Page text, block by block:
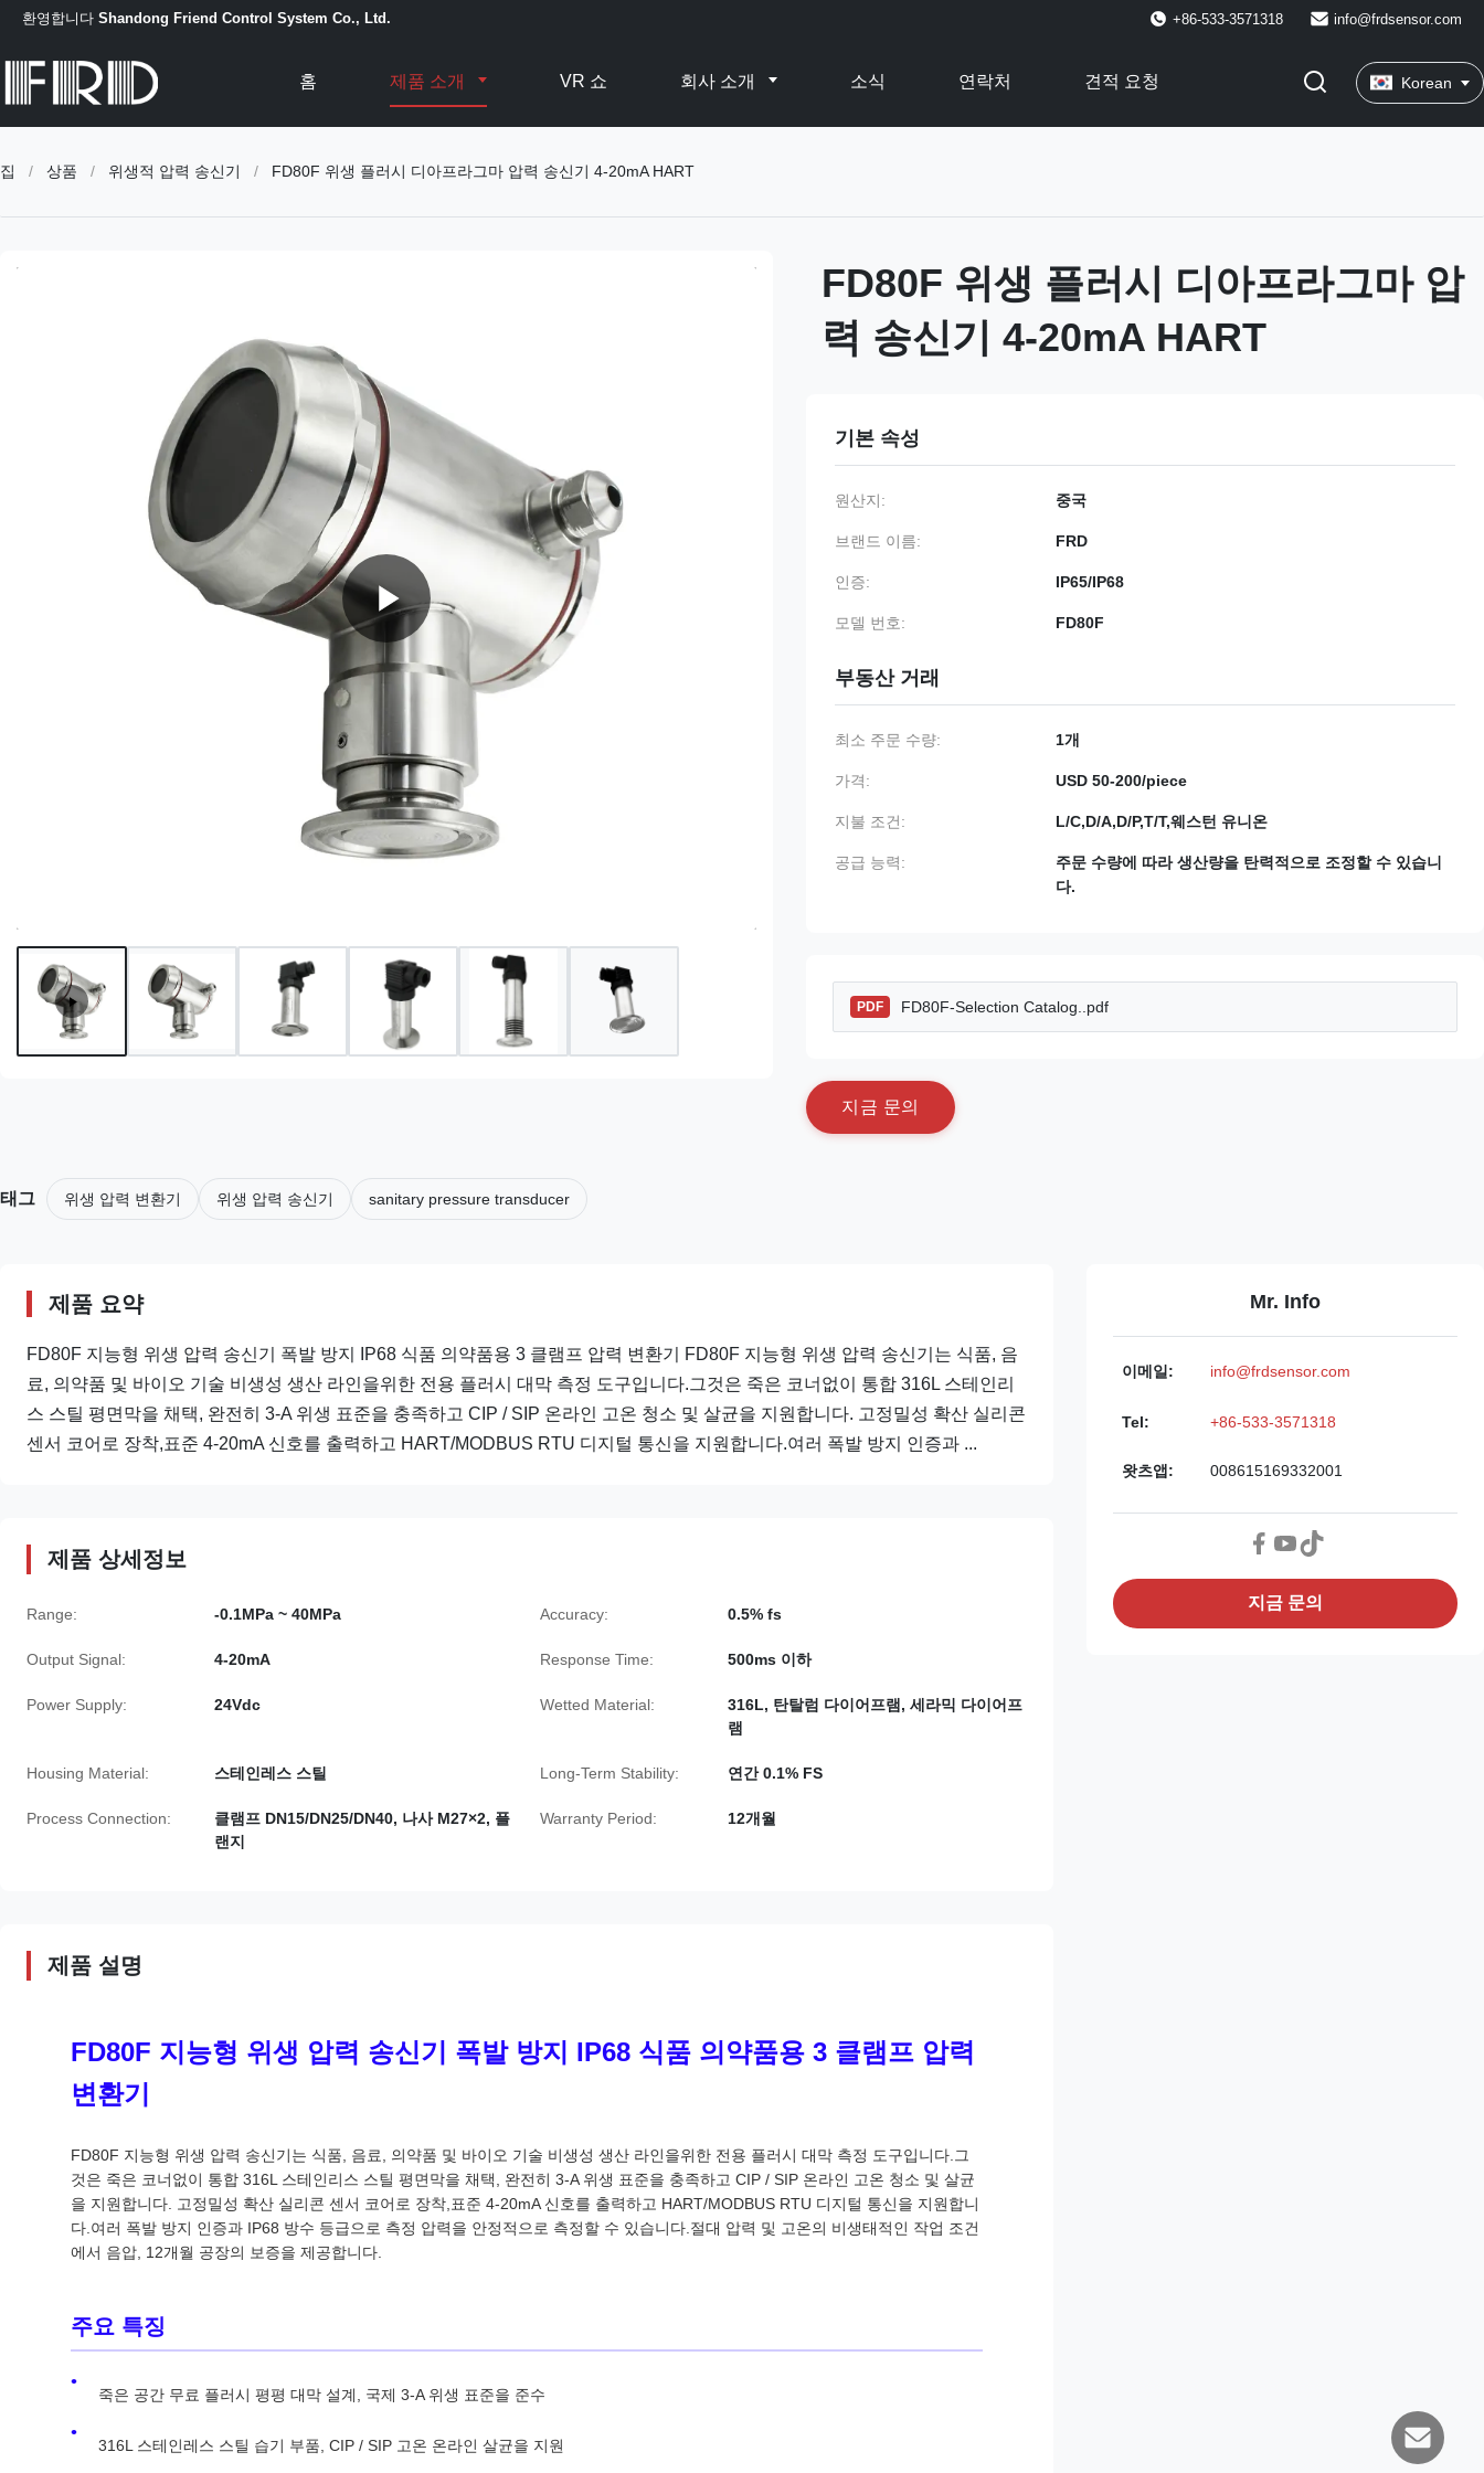
환영합니다 Shandong Friend Control System Co., Ltd. +86-533-3571318 info@frdsensor.com
홈 제품 소개 VR 쇼 회사 소개 소식 연락처 견적 요청 Korean
집 / 상품 / 위생적 압력 송신기 / FD80F 위생 플러시 디아프라그마 압력 송신기 4-20mA HART
FD80F 위생 플러시 디아프라그마 압
력 송신기 4-20mA HART
기본 속성
원산지: 중국
브랜드 이름: FRD
인증: IP65/IP68
모델 번호: FD80F
부동산 거래
최소 주문 수량: 1개
가격: USD 50-200/piece
지불 조건: L/C,D/A,D/P,T/T,웨스턴 유니온
공급 능력:
주문 수량에 따라 생산량을 탄력적으로 조정할 수 있습니
다.
PDF FD80F-Selection Catalog..pdf
지 금 문의
태그 위생 압력 변환기 위생 압력 송신기 sanitary pressure transducer
제품 요약
FD80F 지능형 위생 압력 송신기 폭발 방지 IP68 식품 의약품용 3 클램프 압력 변환기 FD80F 지능형 위생 압력 송신기는 식품, 음
료, 의약품 및 바이오 기술 비생성 생산 라인을위한 전용 플러시 대막 측정 도구입니다.그것은 죽은 코너없이 통합 316L 스테인리
스 스틸 평면막을 채택, 완전히 3-A 위생 표준을 충족하고 CIP / SIP 온라인 고온 청소 및 살균을 지원합니다. 고정밀성 확산 실리콘
센서 코어로 장착,표준 4-20mA 신호를 출력하고 HART/MODBUS RTU 디지털 통신을 지원합니다.여러 폭발 방지 인증과 ...
제품 상세정보
Range: -0.1MPa ~ 40MPa Accuracy: 0.5% fs
Output Signal: 4-20mA Response Time: 500ms 이하
Power Supply: 24Vdc Wetted Material:
316L, 탄탈럼 다이어프램, 세라믹 다이어프
램
Housing Material: 스테인레스 스틸 Long-Term Stability: 연간 0.1% FS
Process Connection:
클램프 DN15/DN25/DN40, 나사 M27×2, 플
랜지
Warranty Period: 12개월
제품 설명
FD80F 지능형 위생 압력 송신기 폭발 방지 IP68 식품 의약품용 3 클램프 압력
변환기
FD80F 지능형 위생 압력 송신기는 식품, 음료, 의약품 및 바이오 기술 비생성 생산 라인을위한 전용 플러시 대막 측정 도구입니다.그
것은 죽은 코너없이 통합 316L 스테인리스 스틸 평면막을 채택, 완전히 3-A 위생 표준을 충족하고 CIP / SIP 온라인 고온 청소 및 살균
을 지원합니다. 고정밀성 확산 실리콘 센서 코어로 장착,표준 4-20mA 신호를 출력하고 HART/MODBUS RTU 디지털 통신을 지원합니
다.여러 폭발 방지 인증과 IP68 방수 등급으로 측정 압력을 안정적으로 측정할 수 있습니다.절대 압력 및 고온의 비생태적인 작업 조건
에서 음압, 12개월 공장의 보증을 제공합니다.
주요 특징
죽은 공간 무료 플러시 평평 대막 설계, 국제 3-A 위생 표준을 준수
316L 스테인레스 스틸 습기 부품, CIP / SIP 고온 온라인 살균을 지원
Mr. Info
이메일: info@frdsensor.com
Tel: +86-533-3571318
왓츠앱: 008615169332001
지금 문의